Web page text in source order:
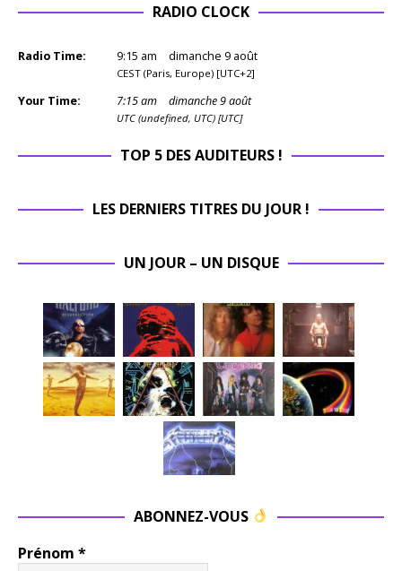
RADIO CLOCK
Radio Time: 9:15 am dimanche 9 août
CEST (Paris, Europe) [UTC+2]
Your Time: 7:15am dimanche 9 août
UTC (undefined, UTC) [UTC]
TOP 5 DES AUDITEURS !
LES DERNIERS TITRES DU JOUR !
UN JOUR – UN DISQUE
ABONNEZ-VOUS
Prénom *